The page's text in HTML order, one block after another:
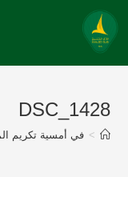
DSC_1428
> في أمسية تكريم المتفوقين والمعلمين المتقاعدين الـ 15 برعاية